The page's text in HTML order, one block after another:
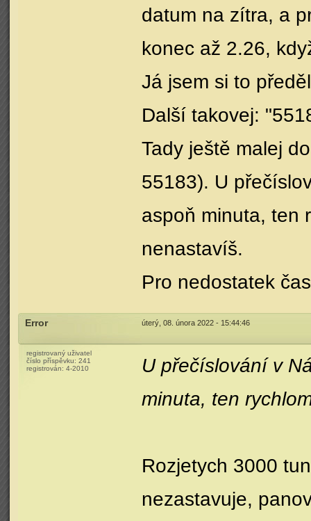
datum na zítra, a
konec až 2.26,
Já jsem si to
Další takovej:
Tady ještě malej
55183). U
aspoň minuta, ten
nenastavíš.
Pro nedostatek
Error úterý, 08. února 2022 - 15:44:46
registrovaný uživatel
číslo příspěvku: 241
registrován: 4-2010
U přečíslování v
minuta, ten
Rozjetych 3000
nezastavuje,